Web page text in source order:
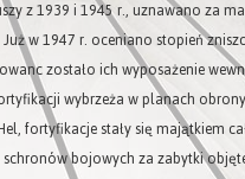
z 1939 i 1945 r., uznawano za
w 1947 r. oceniano stopień
zostało ich wyposażenie
wybrzeża w planach
fortyfikacje stały się majątkiem
bojowych za zabytki